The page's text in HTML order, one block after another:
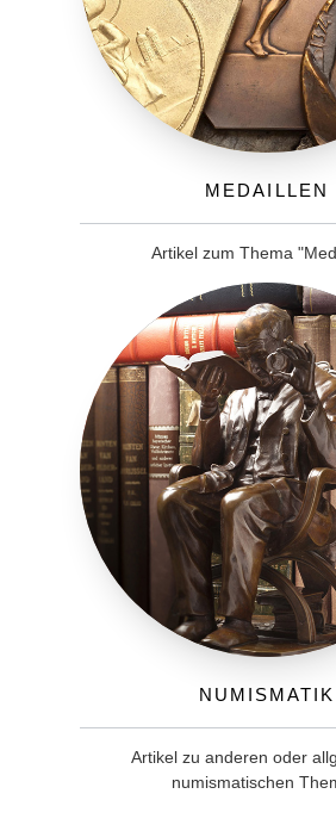
Medaillen
Artikel zum Thema
Numismatik
Artikel zu anderen oder
numismatischen